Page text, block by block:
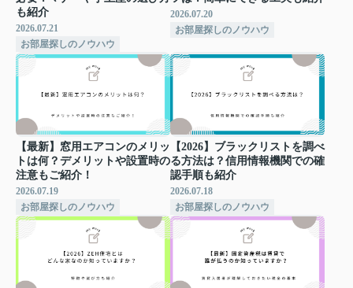
も紹介
2026.07.21
お部屋探しのノウハウ
2026.07.20
お部屋探しのノウハウ
【最新】窓用エアコンのメリッ
トは何？デメリットや設置時の
注意もご紹介！
2026.07.19
お部屋探しのノウハウ
【2026】ブラックリストを調べ
る方法は？信用情報機関での確
認手順も紹介
2026.07.18
お部屋探しのノウハウ